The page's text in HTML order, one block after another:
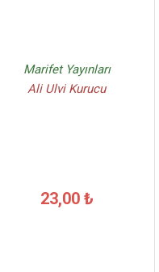
Marifet Yayınları
Ali Ulvi Kurucu
23,00 ₺